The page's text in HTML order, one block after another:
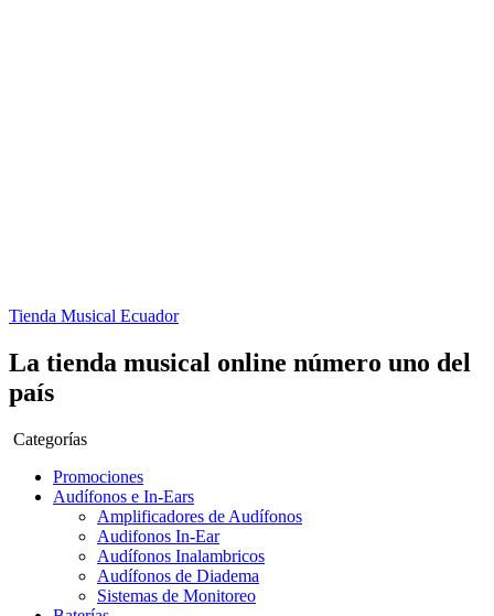
Tienda Musical Ecuador
La tienda musical online número uno del
país
Categorías
Promociones
Audífonos e In-Ears
Amplificadores de Audífonos
Audifonos In-Ear
Audífonos Inalambricos
Audífonos de Diadema
Sistemas de Monitoreo